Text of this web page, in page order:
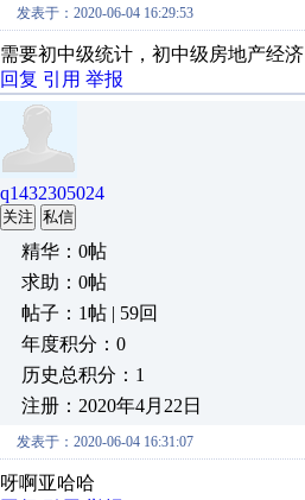
发表于：2020-06-04 16:29:53
需要初中级统计，初中级房地产经济
回复 引用 举报
q1432305024
关注 私信
精华：0帖
求助：0帖
帖子：1帖 | 59回
年度积分：0
历史总积分：1
注册：2020年4月22日
发表于：2020-06-04 16:31:07
呀啊亚哈哈